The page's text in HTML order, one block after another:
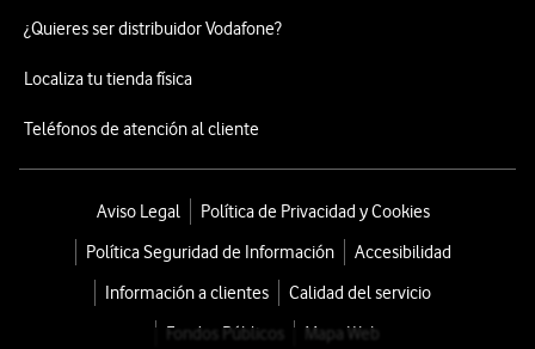
¿Quieres ser distribuidor Vodafone?
Localiza tu tienda física
Teléfonos de atención al cliente
Aviso Legal
Política de Privacidad y Cookies
Política Seguridad de Información
Accesibilidad
Información a clientes
Calidad del servicio
Fondos Públicos
Mapa Web